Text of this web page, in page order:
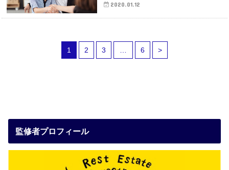
2020.01.12
1 2 3 … 6 >
監修者プロフィール